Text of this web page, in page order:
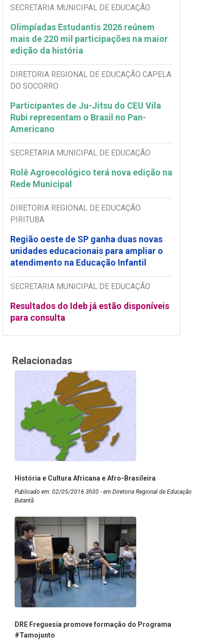
SECRETARIA MUNICIPAL DE EDUCAÇÃO
Olimpíadas Estudantis 2026 reúnem
mais de 220 mil participações na maior
edição da história
DIRETORIA REGIONAL DE EDUCAÇÃO CAPELA
DO SOCORRO
Participantes de Ju-Jitsu do CEU Vila
Rubi representam o Brasil no Pan-
Americano
SECRETARIA MUNICIPAL DE EDUCAÇÃO
Rolê Agroecológico terá nova edição na
Rede Municipal
DIRETORIA REGIONAL DE EDUCAÇÃO
PIRITUBA
Região oeste de SP ganha duas novas
unidades educacionais para ampliar o
atendimento na Educação Infantil
SECRETARIA MUNICIPAL DE EDUCAÇÃO
Resultados do Ideb já estão disponíveis
para consulta
Relacionadas
História e Cultura Africana e Afro-Brasileira
Publicado em: 02/05/2016 3h30 - em Diretoria Regional de Educação
Butantã
DRE Freguesia promove formação do Programa
#Tamojunto